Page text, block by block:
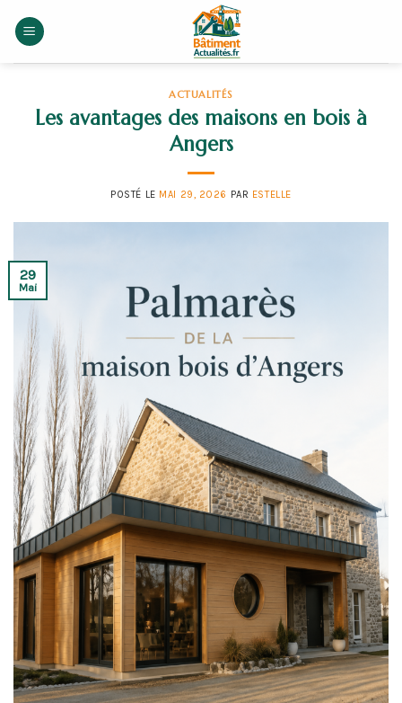
ACTUALITÉS
Les avantages des maisons en bois à
Angers
POSTÉ LE MAI 29, 2026 PAR ESTELLE
29
Mai